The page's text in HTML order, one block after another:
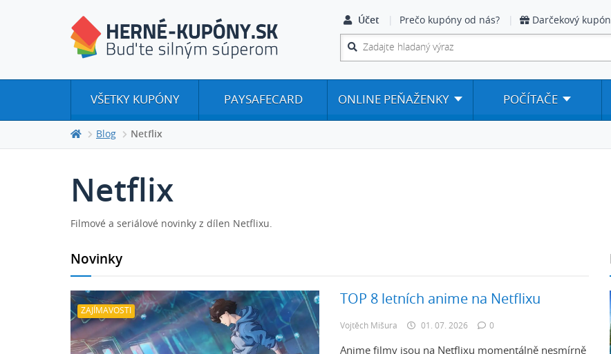
Účet Prečo kupóny od nás? Darčekový kupón
VŠETKY KUPÓNY PAYSAFECARD ONLINE PEŇAŽENKY POČÍTAČE
Blog Netflix
Netflix
Filmové a seriálové novinky z dílen Netflixu.
Novinky
ZAJÍMAVOSTI
TOP 8 letních anime na Netflixu
Vojtěch Mišura 01. 07. 2026 0
Anime filmy jsou na Netflixu momentálně nesmírně